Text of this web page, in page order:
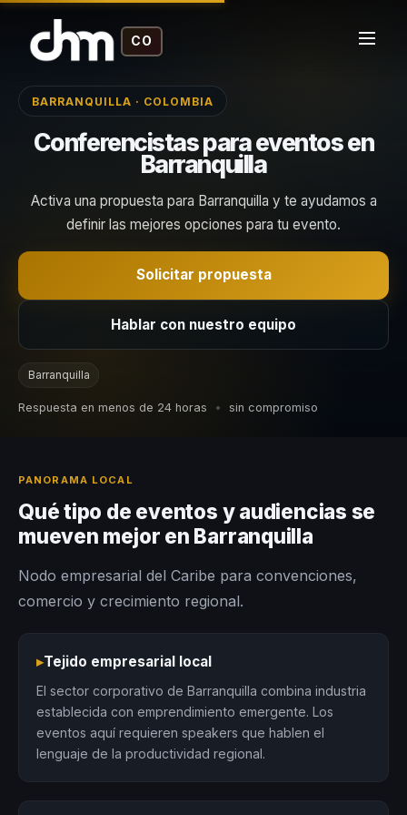
CO
BARRANQUILLA · COLOMBIA
Conferencistas para eventos en
Barranquilla
Activa una propuesta para Barranquilla y te ayudamos a
definir las mejores opciones para tu evento.
Solicitar propuesta
Hablar con nuestro equipo
Barranquilla
Respuesta en menos de 24 horas • sin compromiso
PANORAMA LOCAL
Qué tipo de eventos y audiencias se
mueven mejor en Barranquilla
Nodo empresarial del Caribe para convenciones,
comercio y crecimiento regional.
▸Tejido empresarial local
El sector corporativo de Barranquilla combina industria
establecida con emprendimiento emergente. Los
eventos aquí requieren speakers que hablen el
lenguaje de la productividad regional.